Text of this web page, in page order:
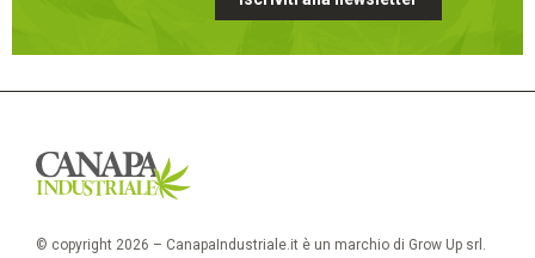
© copyright 2026 – CanapaIndustriale.it è un marchio di Grow Up srl.